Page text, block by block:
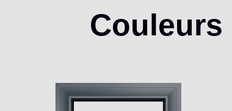
Couleurs